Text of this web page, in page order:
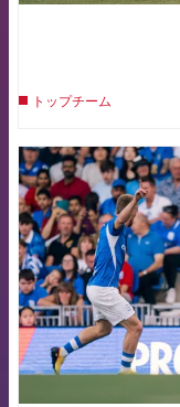
トップチーム